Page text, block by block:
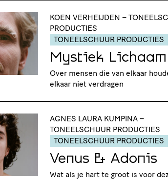
Mystiek Lichaam
KOEN VERHEIJDEN –
PRODUCTIES
TONEELSCHUUR PRODUCTIES
Over mensen die van elkaar
elkaar niet verdragen
Venus & Adonis
AGNES LAURA KUMPINA –
TONEELSCHUUR PRODUCTIES
TONEELSCHUUR PRODUCTIES
Wat als je hart te groot is voor